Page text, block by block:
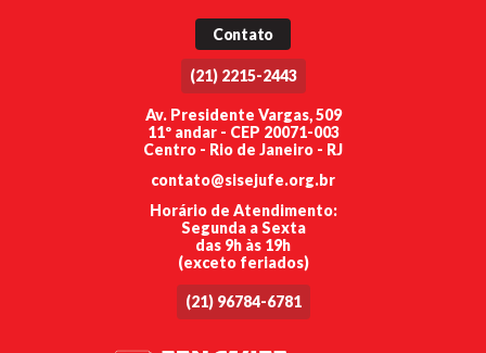
Contato
(21) 2215-2443
Av. Presidente Vargas, 509
11º andar - CEP 20071-003
Centro - Rio de Janeiro - RJ
contato@sisejufe.org.br
Horário de Atendimento:
Segunda a Sexta
das 9h às 19h
(exceto feriados)
(21) 96784-6781